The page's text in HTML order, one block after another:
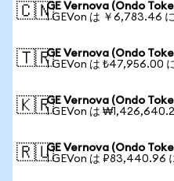
🇨🇳GE Vernova (Ondo
1 GEVon は ￥6,783.46
🇹🇷GE Vernova (Ondo
1 GEVon は ₺47,956.00
🇰🇷GE Vernova (Ondo
1 GEVon は
🇷🇺GE Vernova (Ondo
1 GEVon は ₽83,440.96